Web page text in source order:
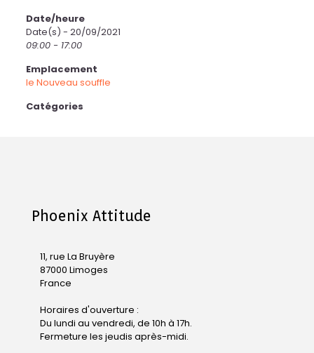
Date/heure
Date(s) - 20/09/2021
09:00 - 17:00
Emplacement
le Nouveau souffle
Catégories
Phoenix Attitude
11, rue La Bruyère
87000 Limoges
France
Horaires d'ouverture :
Du lundi au vendredi, de 10h à 17h.
Fermeture les jeudis après-midi.